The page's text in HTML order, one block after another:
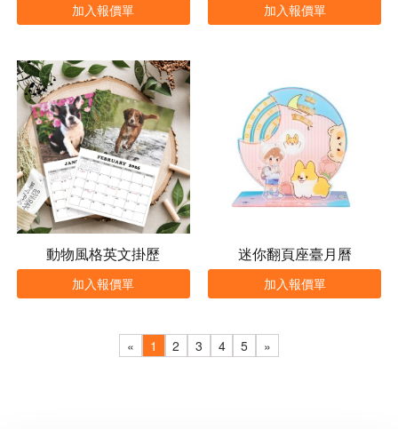
加入報價單 加入報價單
動物風格英文掛歷
加入報價單
迷你翻頁座臺月曆
加入報價單
« 1 2 3 4 5 »